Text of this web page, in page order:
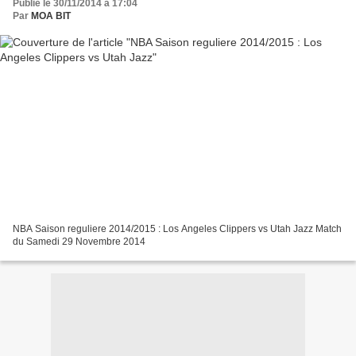
Publié le 30/11/2014 à 17:04
Par MOA BIT
NBA Saison reguliere 2014/2015 : Los Angeles Clippers vs Utah Jazz Match
du Samedi 29 Novembre 2014